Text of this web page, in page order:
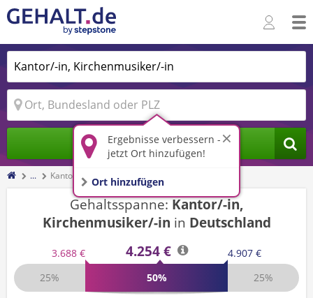
Ergebnisse verbessern -
jetzt Ort hinzufügen!
Ort hinzufügen
Jobs finden
... Kantor/-in, Kirchenmusiker/-in
Gehaltsspanne:Kantor/-in,
Kirchenmusiker/-in in Deutschland
3.688 € 4.254 €
4.907 €
25%
50% 25%